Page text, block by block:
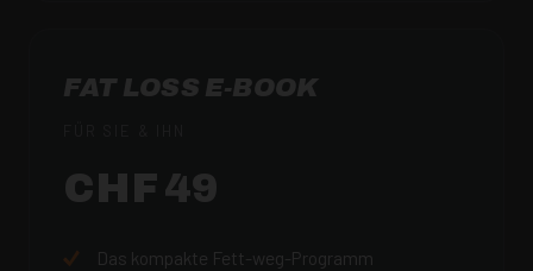
FAT LOSS E-BOOK
CHF 49
Das kompakte Fett-weg-Programm